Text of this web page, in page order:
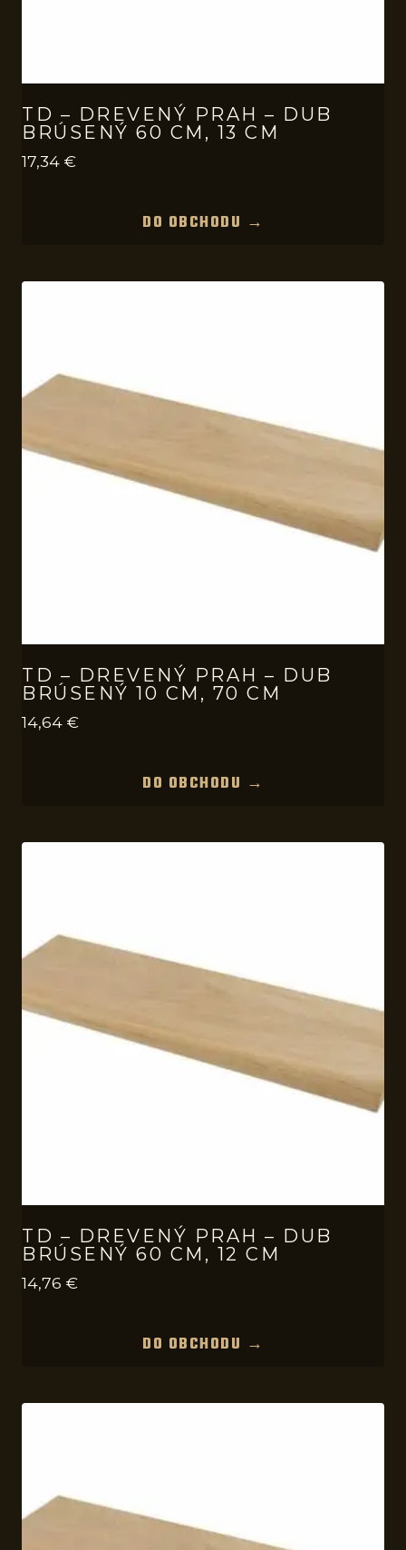
TD – DREVENÝ PRAH – DUB
BRÚSENÝ 60 CM, 13 CM
17,34 €
DO OBCHODU →
TD – DREVENÝ PRAH – DUB
BRÚSENÝ 10 CM, 70 CM
14,64 €
DO OBCHODU →
TD – DREVENÝ PRAH – DUB
BRÚSENÝ 60 CM, 12 CM
14,76 €
DO OBCHODU →